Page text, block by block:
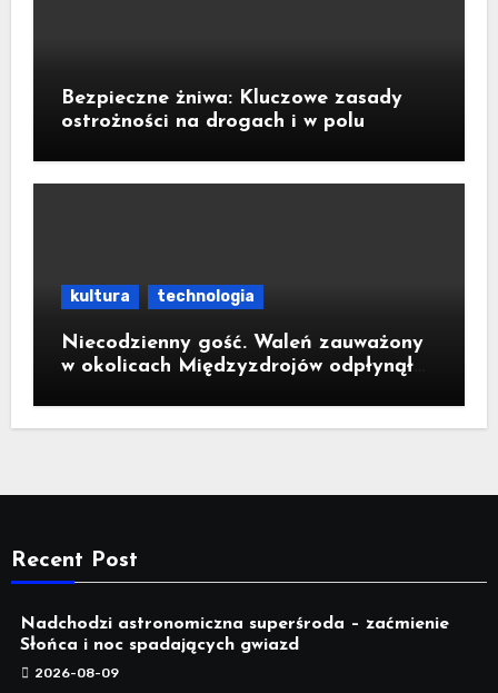
Bezpieczne żniwa: Kluczowe zasady
ostrożności na drogach i w polu
kultura technologia
Niecodzienny gość. Waleń zauważony
w okolicach Międzyzdrojów odpłynął
Recent Post
Nadchodzi astronomiczna superśroda – zaćmienie
Słońca i noc spadających gwiazd
2026-08-09